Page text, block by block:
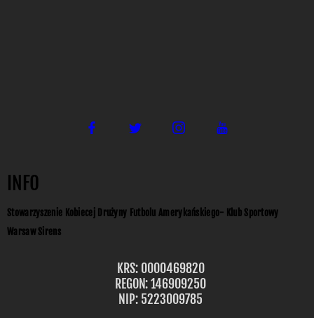
INFO
Stowarzyszenie Kobiecej Drużyny Futbolu Amerykańskiego- Klub Sportowy
Warsaw Sirens
KRS: 0000469820
REGON: 146909250
NIP: 5223009785